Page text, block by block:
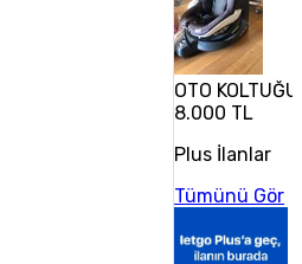
OTO
8.000 TL
Plus İlanlar
Tümünü Gör